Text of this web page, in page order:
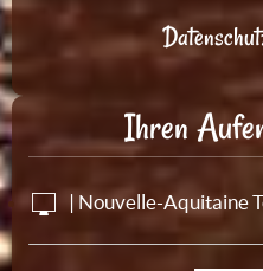
Ihren
| Nouvelle-Aquitaine